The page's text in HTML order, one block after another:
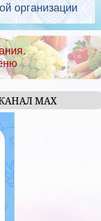
организации
МАХ